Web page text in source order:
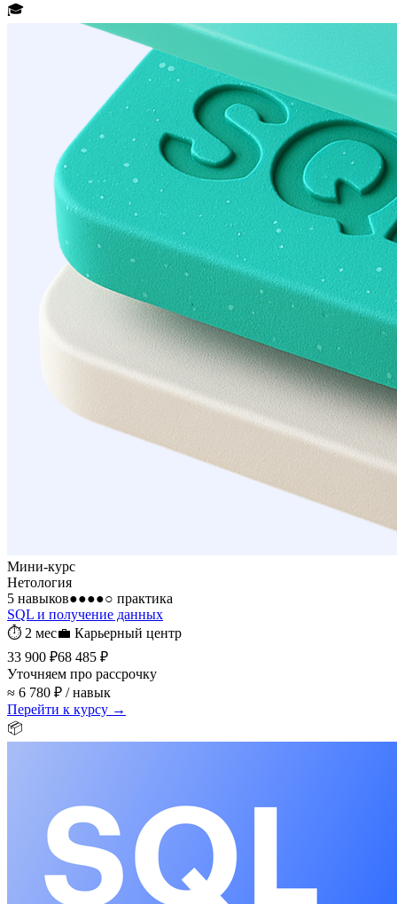
🎓
Мини-курс
Нетология
5 навыков●●●●○ практика
SQL и получение данных
⏱ 2 мес💼 Карьерный центр
33 900 ₽68 485 ₽
Уточняем про рассрочку
≈ 6 780 ₽ / навык
Перейти к курсу →
📦